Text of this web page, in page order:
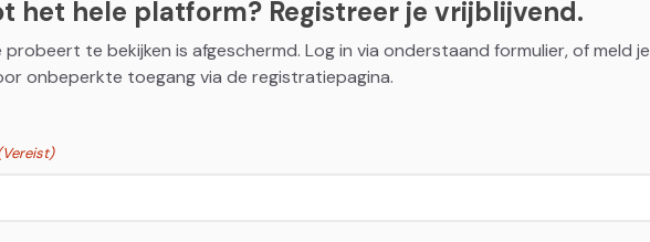
het hele platform? Registreer je vrijblijvend.
te bekijken is afgeschermd. Log in via onderstaand formulier, of meld je
onbeperkte toegang via de registratiepagina.